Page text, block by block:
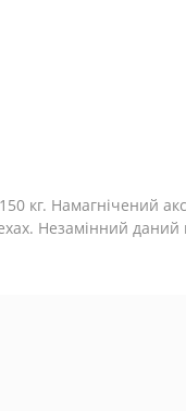
кг. Намагнічений
Незамінний